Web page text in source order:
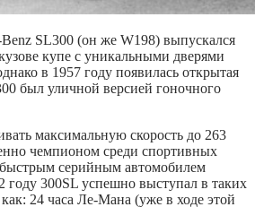
SL300 (он же W198) выпускался
купе с уникальными дверями
в 1957 году появилась открытая
был уличной версией гоночного
максимальную скорость до 263
чемпионом среди спортивных
серийным автомобилем
году 300SL успешно выступал в таких
24 часа Ле-Мана (уже в ходе этой